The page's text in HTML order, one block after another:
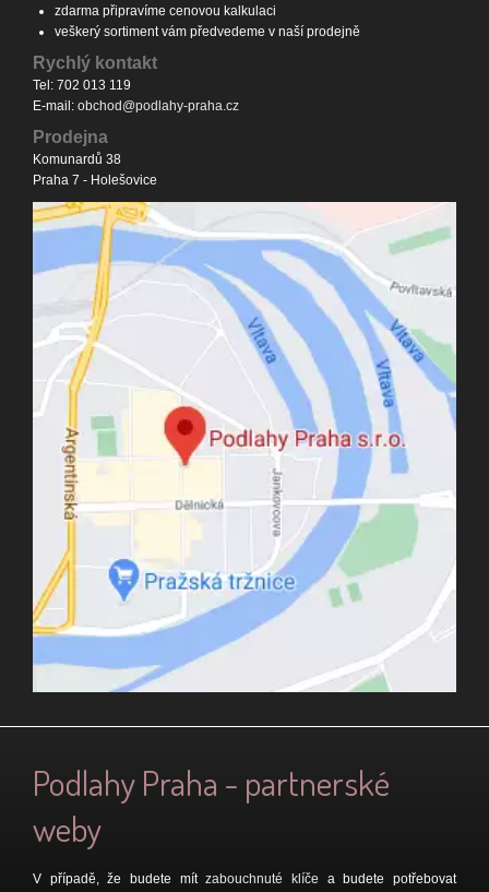
zdarma připravíme cenovou kalkulaci
veškerý sortiment vám předvedeme v naší prodejně
Rychlý kontakt
Tel: 702 013 119
E-mail: obchod@podlahy-praha.cz
Prodejna
Komunardů 38
Praha 7 - Holešovice
Podlahy Praha - partnerské
weby
V případě, že budete mítzabouchnuté klíče a budete potřebovat